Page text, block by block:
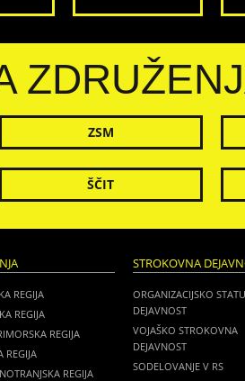
ZSM
ŠČIT
REGIJA
REGIJA
REGIJA
REGIJA
REGIJA
STROKOVNA
ORGANIZACIJSKO
DEJAVNOST
VOJAŠKO STROKOVNA
DEJAVNOST
SODELOVANJE V RS